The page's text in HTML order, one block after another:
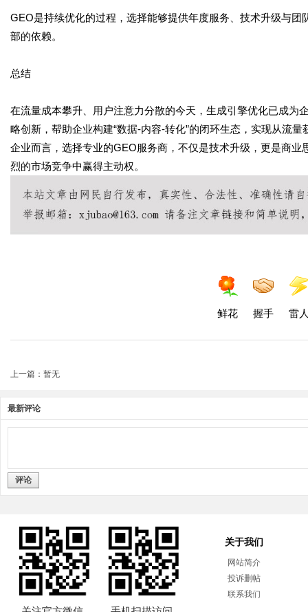
GEO是持续优化的过程，选择能够提供年度服务、技术升级与
部的依赖。
总结
在流量成本攀升、用户注意力分散的今天，生成引擎优化已成为
略创新，帮助企业构建“数据-内容-转化”的闭环生态，实现从流
企业而言，选择专业的GEO服务商，不仅是技术升级，更是商
烈的市场竞争中赢得主动权。
鲜花 握手 雷
上一篇：暂无
最新评论
评论
关于我们
网站简介
投诉删帖
联系我们